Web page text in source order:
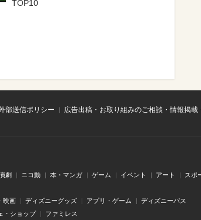
TOP10
部送信ポリシー
広告出稿・お取り組みのご相談・情報掲
劇 ニコ動 本・マンガ ゲーム イベント アート スポ
映画 ディズニーグッズ アプリ・ゲーム ディズニーパス
・ショップ ファミレス